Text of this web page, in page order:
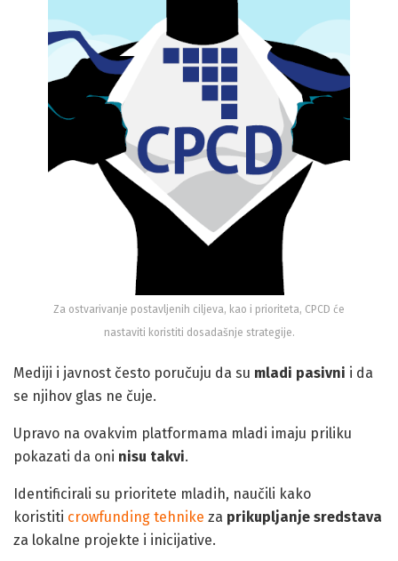
Za ostvarivanje postavljenih ciljeva, kao i prioriteta, CPCD će
nastaviti koristiti dosadašnje strategije.
Mediji i javnost često poručuju da su mladi pasivni i da
se njihov glas ne čuje.
Upravo na ovakvim platformama mladi imaju priliku
pokazati da oni nisu takvi.
Identificirali su prioritete mladih, naučili kako
koristiti crowfunding tehnike za prikupljanje sredstava
za lokalne projekte i inicijative.